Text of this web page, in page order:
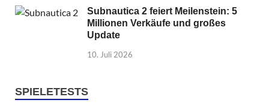
Subnautica 2 feiert Meilenstein: 5
Millionen Verkäufe und großes
Update
10. Juli 2026
SPIELETESTS